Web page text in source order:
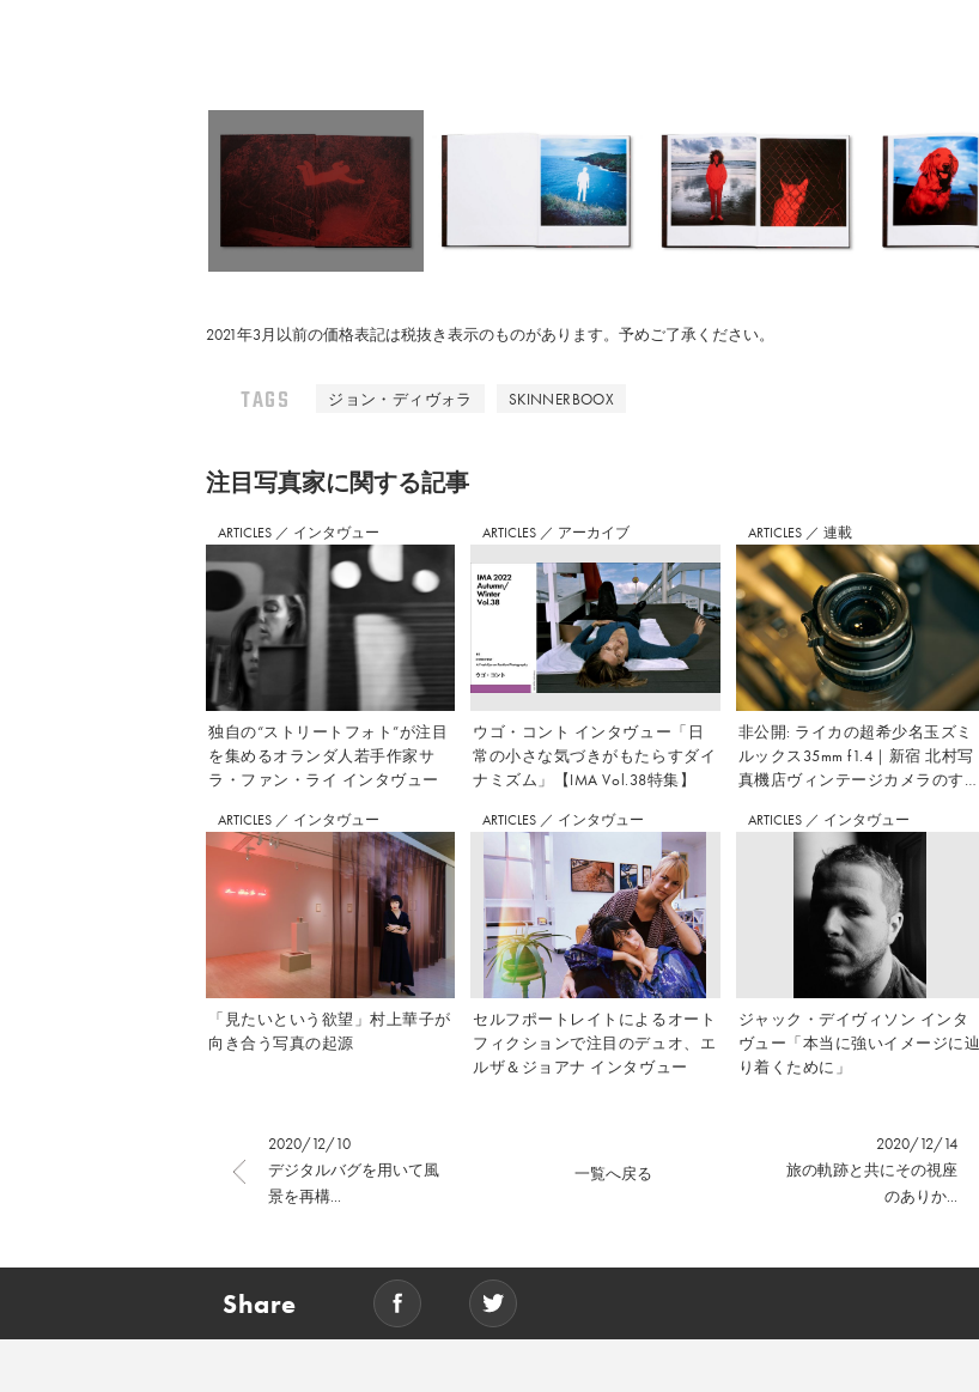
2021年3月以前の価格表記は税抜き表示のものがあります。予めご了承ください。
TAGS ジョン・ディヴォラ SKINNERBOOX
注⽬写真家に関する記事
ARTICLES ／ インタヴュー
独自の“ストリートフォト”が注目
を集めるオランダ人若手作家サ
ラ・ファン・ライ インタヴュー
ARTICLES ／ アーカイブ
ウゴ・コント インタヴュー「日
常の小さな気づきがもたらすダイ
ナミズム」【IMA Vol.38特集】
ARTICLES ／ 連載
非公開: ライカの超希少名玉ズミ
ルックス35mm f1.4｜新宿 北村写
真機店ヴィンテージカメラのすす
ARTICLES ／ インタヴュー
「見たいという欲望」村上華子が
向き合う写真の起源
ARTICLES ／ インタヴュー
セルフポートレイトによるオート
フィクションで注目のデュオ、エ
ルザ＆ジョアナ インタヴュー
ARTICLES ／ インタヴュー
ジャック・デイヴィソン インタ
ヴュー「本当に強いイメージに辿
り着くために」
2020/12/10
デジタルバグを用いて風
景を再構...
2020/12/14
旅の軌跡と共にその視座
のありか...
一覧へ戻る
Share